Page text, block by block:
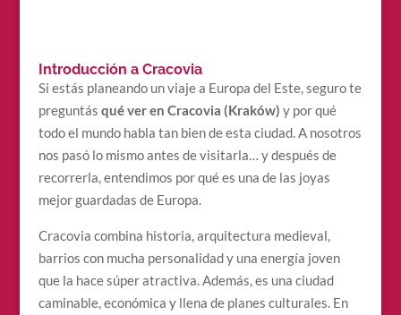
Introducción a Cracovia
Si estás planeando un viaje a Europa del Este, seguro te
preguntás qué ver en Cracovia (Kraków) y por qué
todo el mundo habla tan bien de esta ciudad. A nosotros
nos pasó lo mismo antes de visitarla… y después de
recorrerla, entendimos por qué es una de las joyas
mejor guardadas de Europa.
Cracovia combina historia, arquitectura medieval,
barrios con mucha personalidad y una energía joven
que la hace súper atractiva. Además, es una ciudad
caminable, económica y llena de planes culturales. En